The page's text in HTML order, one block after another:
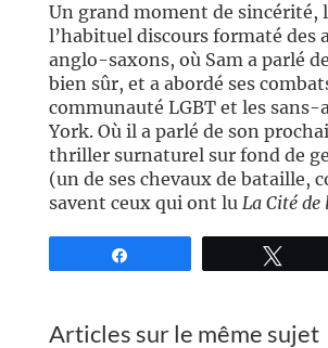
Un grand moment de sincérité,
l’habituel discours formaté des
anglo-saxons, où Sam a parlé
bien sûr, et a abordé ses
communauté LGBT et les sans-
York. Où il a parlé de son
thriller surnaturel sur fond de
(un de ses chevaux de bataille,
savent ceux qui ont lu La Cité de
Articles sur le même sujet